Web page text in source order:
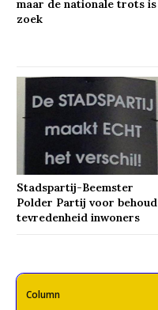
maar de nationale trots is
zoek
Stadspartij-Beemster
Polder Partij voor behoud
tevredenheid inwoners
Column